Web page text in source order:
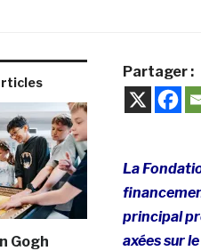
Gogh
Partager :
La
principal
axées sur